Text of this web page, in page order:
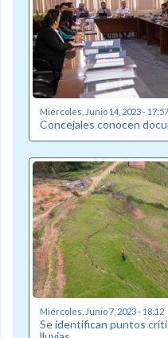
Miércoles, Junio 14, 2023 - 17:57
Concejales conocen
Miércoles, Junio 7, 2023 - 18:12
Se identifican puntos